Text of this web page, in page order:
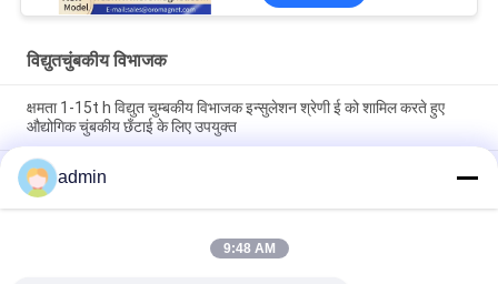
विद्युतचुंबकीय विभाजक
क्षमता 1-15t h विद्युत चुम्बकीय विभाजक इन्सुलेशन श्रेणी ई को शामिल करते हुए
औद्योगिक चुंबकीय छँटाई के लिए उपयुक्त
150 किलोग्राम EM 2024 विद्युत चुम्बकीय विभाजक उत्पादन लाइनों में धातु प्रदूषकों
को हटाने के लिए चुंबकीय विभाजक मशीन
150 किलोग्राम का विद्युत चुम्बकीय विभाजक जो पृथक्करण श्रेणी ई और चुंबकीय
पृथक्करण प्रक्रिया को सुनिश्चित करने वाले स्वचालित संचालन के साथ डिज़ाइन
admin
9:48 AM